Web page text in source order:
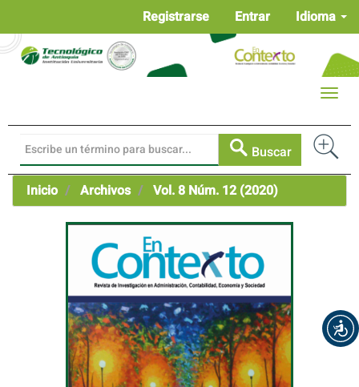
Contenido
principal
Idioma
Registrarse Entrar
Buscar
Toggle
Inicio Archivos Vol. 8 Núm. 12 (2020)